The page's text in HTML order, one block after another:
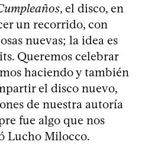
, el disco, en
un recorrido, con
nuevas; la idea es
Queremos celebrar
haciendo y también
el disco nuevo,
de nuestra autoría
fue algo que nos
Lucho Milocco.